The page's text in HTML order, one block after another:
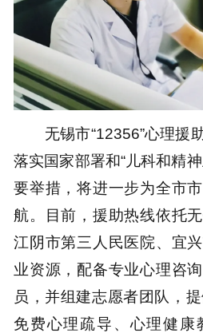
无锡市“12356”心理援
落实国家部署和“儿科和精
要举措，将进一步为全市
航。目前，援助热线依托
江阴市第三人民医院、宜
业资源，配备专业心理咨
员，并组建志愿者团队，
免费心理疏导、心理健康